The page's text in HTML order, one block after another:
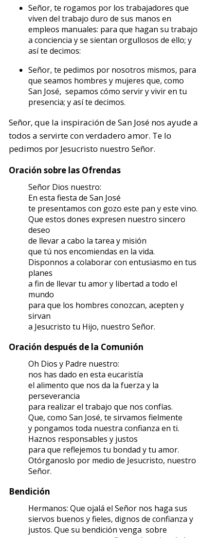
Señor, te rogamos por los trabajadores que
viven del trabajo duro de sus manos en
empleos manuales: para que hagan su trabajo
a conciencia y se sientan orgullosos de ello; y
así te decimos:
Señor, te pedimos por nosotros mismos, para
que seamos hombres y mujeres que, como
San José, sepamos cómo servir y vivir en tu
presencia; y así te decimos.
Señor, que la inspiración de San José nos ayude a
todos a servirte con verdadero amor. Te lo
pedimos por Jesucristo nuestro Señor.
Oración sobre las Ofrendas
Señor Dios nuestro:
En esta fiesta de San José
te presentamos con gozo este pan y este vino.
Que estos dones expresen nuestro sincero
deseo
de llevar a cabo la tarea y misión
que tú nos encomiendas en la vida.
Disponnos a colaborar con entusiasmo en tus
planes
a fin de llevar tu amor y libertad a todo el
mundo
para que los hombres conozcan, acepten y
sirvan
a Jesucristo tu Hijo, nuestro Señor.
Oración después de la Comunión
Oh Dios y Padre nuestro:
nos has dado en esta eucaristía
el alimento que nos da la fuerza y la
perseverancia
para realizar el trabajo que nos confías.
Que, como San José, te sirvamos fielmente
y pongamos toda nuestra confianza en ti.
Haznos responsables y justos
para que reflejemos tu bondad y tu amor.
Otórganoslo por medio de Jesucristo, nuestro
Señor.
Bendición
Hermanos: Que ojalá el Señor nos haga sus
siervos buenos y fieles, dignos de confianza y
justos. Que su bendición venga sobre